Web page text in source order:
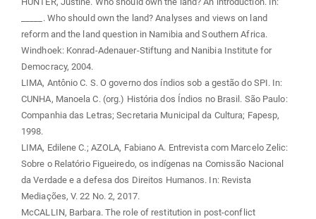
_____. Who should own the land? Analyses and views on land
reform and the land question in Namibia and Southern Africa.
Windhoek: Konrad-Adenauer-Stiftung and Nanibia Institute for
Democracy, 2004.
LIMA, Antônio C. S. O governo dos índios sob a gestão do SPI. In:
CUNHA, Manoela C. (org.) História dos Índios no Brasil. São Paulo:
Companhia das Letras; Secretaria Municipal da Cultura; Fapesp,
1998.
LIMA, Edilene C.; AZOLA, Fabiano A. Entrevista com Marcelo Zelic:
Sobre o Relatório Figueiredo, os indígenas na Comissão Nacional
da Verdade e a defesa dos Direitos Humanos. In: Revista
Mediações, V. 22 No. 2, 2017.
McCALLIN, Barbara. The role of restitution in post-conflict